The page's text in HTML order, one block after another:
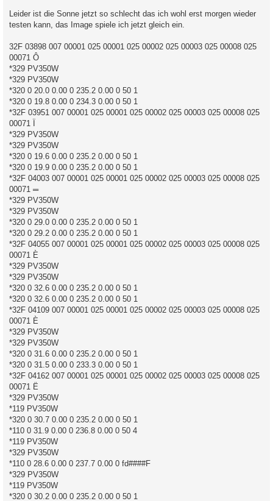
Leider ist die Sonne jetzt so schlecht das ich wohl erst morgen wieder
testen kann, das Image spiele ich jetzt gleich ein.
32F 03898 007 00001 025 00001 025 00002 025 00003 025 00008 025
00071 Ô
*329 PV350W
*329 PV350W
*320 0 20.0 0.00 0 235.2 0.00 0 50 1
*320 0 19.8 0.00 0 234.3 0.00 0 50 1
*32F 03951 007 00001 025 00001 025 00002 025 00003 025 00008 025
00071 Ï
*329 PV350W
*329 PV350W
*320 0 19.6 0.00 0 235.2 0.00 0 50 1
*320 0 19.9 0.00 0 235.2 0.00 0 50 1
*32F 04003 007 00001 025 00001 025 00002 025 00003 025 00008 025
00071 ═
*329 PV350W
*329 PV350W
*320 0 29.0 0.00 0 235.2 0.00 0 50 1
*320 0 29.2 0.00 0 235.2 0.00 0 50 1
*32F 04055 007 00001 025 00001 025 00002 025 00003 025 00008 025
00071 È
*329 PV350W
*329 PV350W
*320 0 32.6 0.00 0 235.2 0.00 0 50 1
*320 0 32.6 0.00 0 235.2 0.00 0 50 1
*32F 04109 007 00001 025 00001 025 00002 025 00003 025 00008 025
00071 È
*329 PV350W
*329 PV350W
*320 0 31.6 0.00 0 235.2 0.00 0 50 1
*320 0 31.5 0.00 0 233.3 0.00 0 50 1
*32F 04162 007 00001 025 00001 025 00002 025 00003 025 00008 025
00071 Ë
*329 PV350W
*119 PV350W
*320 0 30.7 0.00 0 235.2 0.00 0 50 1
*110 0 31.9 0.00 0 236.8 0.00 0 50 4
*119 PV350W
*329 PV350W
*110 0 28.6 0.00 0 237.7 0.00 0 fd####F
*329 PV350W
*119 PV350W
*320 0 30.2 0.00 0 235.2 0.00 0 50 1